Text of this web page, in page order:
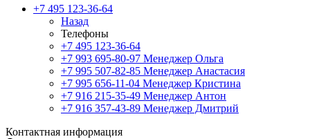
+7 495 123-36-64
Назад
Телефоны
+7 495 123-36-64
+7 993 695-80-97 Менеджер Ольга
+7 995 507-82-85 Менеджер Анастасия
+7 995 656-11-04 Менеджер Кристина
+7 916 215-35-49 Менеджер Антон
+7 916 357-43-89 Менеджер Дмитрий
Контактная информация